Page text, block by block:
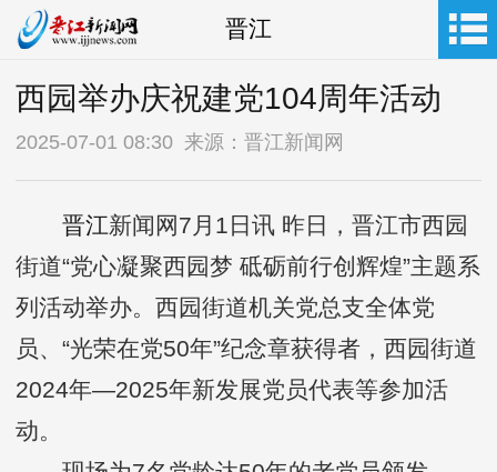
晋江
西园举办庆祝建党104周年活动
2025-07-01 08:30 来源：晋江新闻网
晋江新闻网7月1日讯 昨日，晋江市西园
街道“党心凝聚西园梦 砥砺前行创辉煌”主题系
列活动举办。西园街道机关党总支全体党
员、“光荣在党50年”纪念章获得者，西园街道
2024年—2025年新发展党员代表等参加活
动。